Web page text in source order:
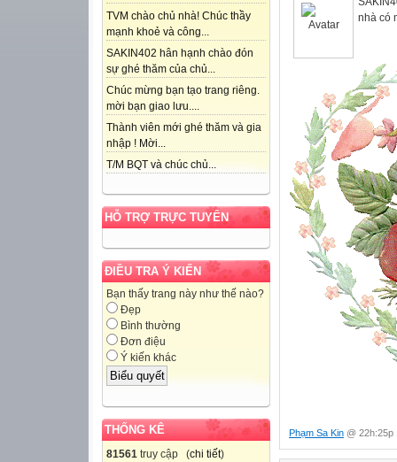
TVM chào chủ nhà! Chúc thầy
mạnh khoẻ và công...
SAKIN402 hân hạnh chào đón
sự ghé thăm của chủ...
Chúc mừng bạn tạo trang riêng.
mời bạn giao lưu....
Thành viên mới ghé thăm và gia
nhập ! Mời...
T/M BQT và chúc chủ...
HỖ TRỢ TRỰC TUYẾN
ĐIỀU TRA Ý KIẾN
Bạn thấy trang này như thế nào?
Đẹp
Bình thường
Đơn điệu
Ý kiến khác
THỐNG KÊ
81561 truy cập (chi tiết)
nhà có
Phạm Sa Kin @ 22h:25p